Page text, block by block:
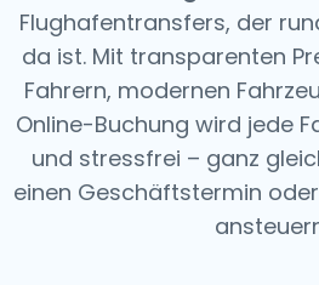
Flughafentransfers, der
da ist. Mit transparenten
Fahrern, modernen
Online-Buchung wird jede
und stressfrei – ganz
einen Geschäftstermin